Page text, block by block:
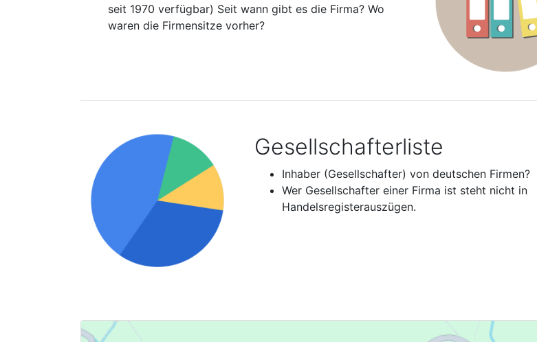
seit 1970 verfügbar) Seit wann gibt es die Firma? Wo
waren die Firmensitze vorher?
Gesellschafterliste
Inhaber (Gesellschafter) von deutschen Firmen?
Wer Gesellschafter einer Firma ist steht nicht in
Handelsregisterauszügen.